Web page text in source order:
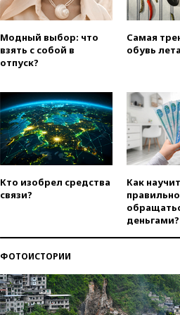
Модный выбор: что
взять с собой в
отпуск?
Самая
обувь
Кто изобрел средства
связи?
Как
правильно
деньгами?
ФОТОИСТОРИИ